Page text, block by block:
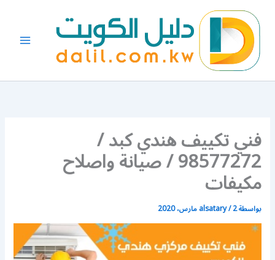
المحتوى
فني تكييف هندي كبد /
98577272 / صيانة واصلاح
مكيفات
بواسطة alsatary/2 مارس، 2020